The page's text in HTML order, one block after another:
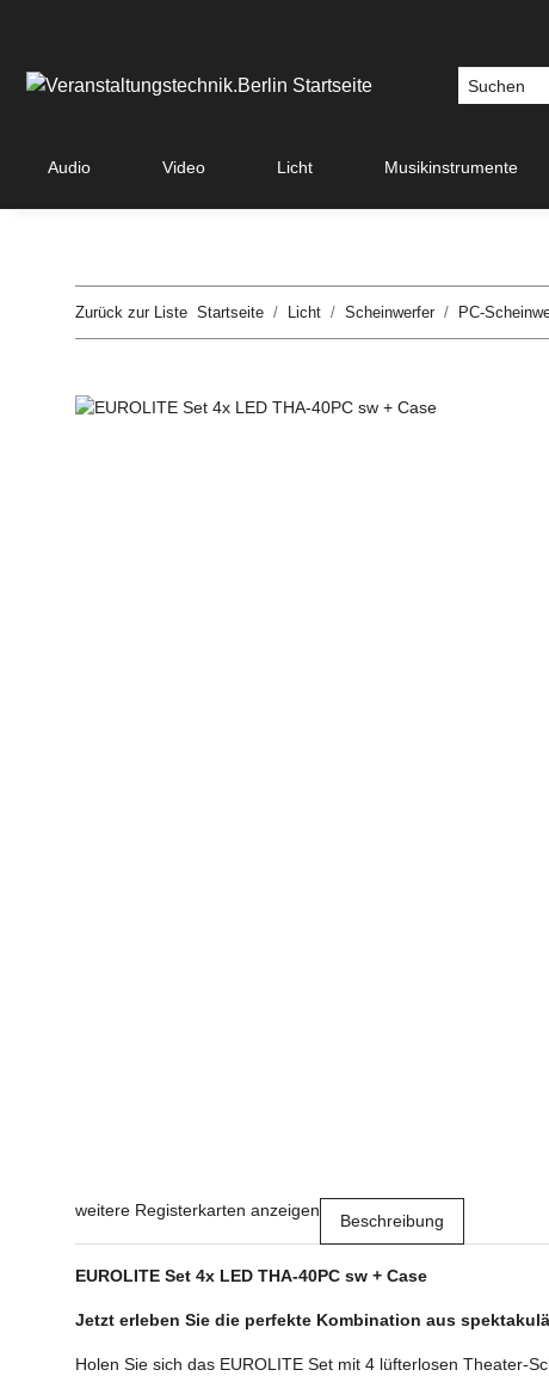
Audio Video Licht Musikinstrumente
Zurück zur Liste Startseite Licht Scheinwerfer PC-
weitere Registerkarten anzeigen
Beschreibung
EUROLITE Set 4x LED THA-40PC sw + Case
Jetzt erleben Sie die perfekte Kombination aus
Holen Sie sich das EUROLITE Set mit 4 lüfterlosen Theater-